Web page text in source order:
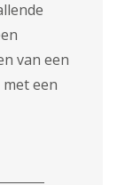
van een
een